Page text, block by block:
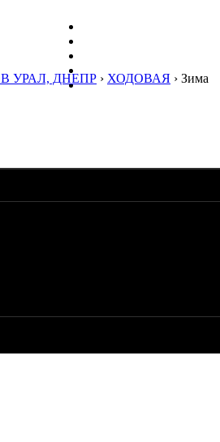
УРАЛ, ДНЕПР › ХОДОВАЯ › Зима